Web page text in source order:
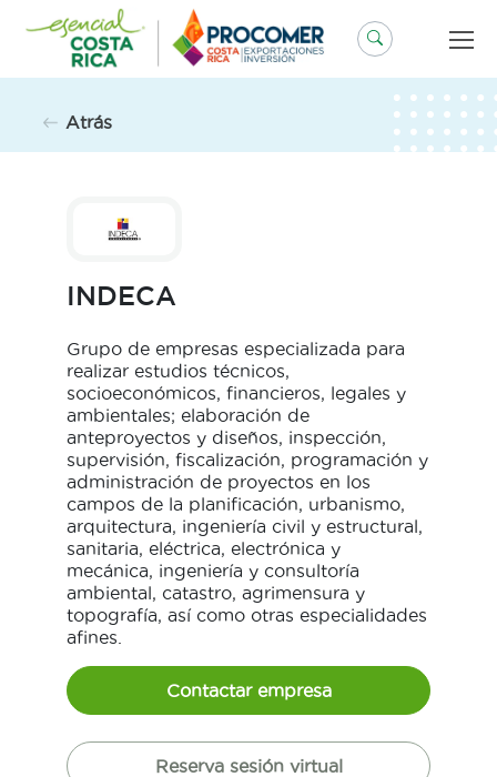
contenido
Atrás
INDECA
Grupo de empresas especializada para
realizar estudios técnicos,
socioeconómicos, financieros, legales y
ambientales; elaboración de
anteproyectos y diseños, inspección,
supervisión, fiscalización, programación y
administración de proyectos en los
campos de la planificación, urbanismo,
arquitectura, ingeniería civil y estructural,
sanitaria, eléctrica, electrónica y
mecánica, ingeniería y consultoría
ambiental, catastro, agrimensura y
topografía, así como otras especialidades
afines.
Contactar empresa
Reserva sesión virtual